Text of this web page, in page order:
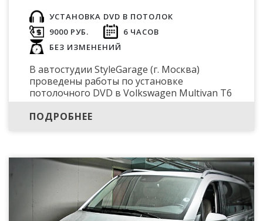
УСТАНОВКА DVD В ПОТОЛОК
9000 РУБ.
6 ЧАСОВ
БЕЗ ИЗМЕНЕНИЙ
В автостудии StyleGarage (г. Москва)
проведены работы по установке
потолочного DVD в Volkswagen Multivan T6
ПОДРОБНЕЕ